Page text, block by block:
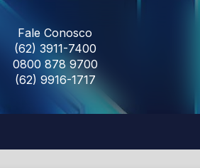
Fale Conosco
(62) 3911-7400
0800 878 9700
(62) 9916-1717